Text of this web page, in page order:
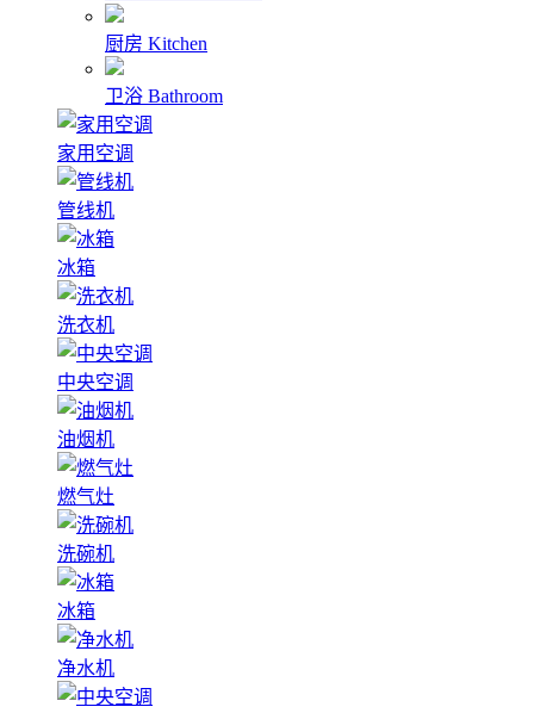
厨房 Kitchen
卫浴 Bathroom
家用空调
管线机
冰箱
洗衣机
中央空调
油烟机
燃气灶
洗碗机
冰箱
净水机